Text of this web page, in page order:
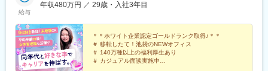
給与
年収480万円 ／ 29歳・入社3年目
＊＊ホワイト企業認定ゴールドランク取得♪＊＊
＃ 移転したて！池袋のNEWオフィス
＃ 140万種以上の福利厚生あり
＃ カジュアル面談実施中